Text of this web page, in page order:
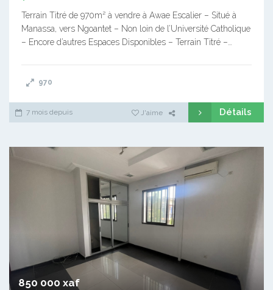
Terrain Titré de 970m² à vendre à Awae Escalier – Situé à
Manassa, vers Ngoantet – Non loin de l’Université Catholique
– Encore d’autres Espaces Disponibles – Terrain Titré –…
970
7 mois depuis J'aime Détails
850 000 xaf